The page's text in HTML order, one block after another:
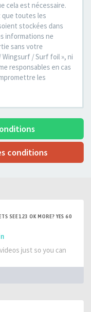
cela est nécessaire.
que toutes les
stockées dans
informations ne
sans votre
/ Surf foil », ni
responsables en cas
les
conditions
SEE 123 OK MORE? YES 60
just so you can